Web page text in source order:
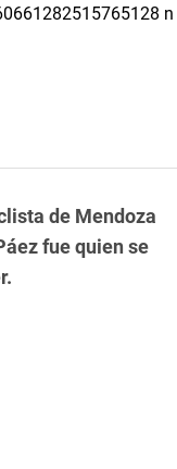
de Mendoza
fue quien se